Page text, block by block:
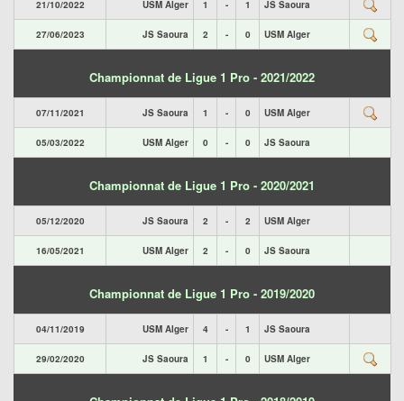
21/10/2022 USM Alger 1 - 1 JS Saoura
27/06/2023 JS Saoura 2 - 0 USM Alger
Championnat de Ligue 1 Pro - 2021/2022
07/11/2021 JS Saoura 1 - 0 USM Alger
05/03/2022 USM Alger 0 - 0 JS Saoura
Championnat de Ligue 1 Pro - 2020/2021
05/12/2020 JS Saoura 2 - 2 USM Alger
16/05/2021 USM Alger 2 - 0 JS Saoura
Championnat de Ligue 1 Pro - 2019/2020
04/11/2019 USM Alger 4 - 1 JS Saoura
29/02/2020 JS Saoura 1 - 0 USM Alger